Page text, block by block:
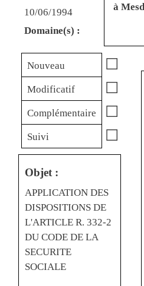
10/06/1994
Domaine(s) :
à
Nouveau ☐
Modificatif ☐
Complémentaire ☐
Suivi ☐
Objet :
APPLICATION DES
DISPOSITIONS DE
L'ARTICLE R. 332-2
DU CODE DE LA
SECURITE
SOCIALE